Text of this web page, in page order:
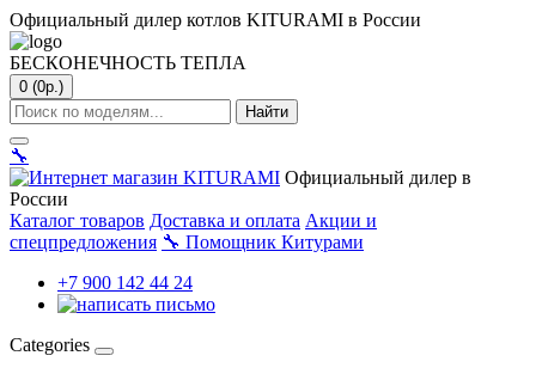
Официальный дилер котлов KITURAMI в России
БЕСКОНЕЧНОСТЬ ТЕПЛА
0 (0р.)
Найти
🔧
Официальный дилер в
России
Каталог товаров Доставка и оплата Акции и
спецпредложения 🔧 Помощник Китурами
+7 900 142 44 24
Categories